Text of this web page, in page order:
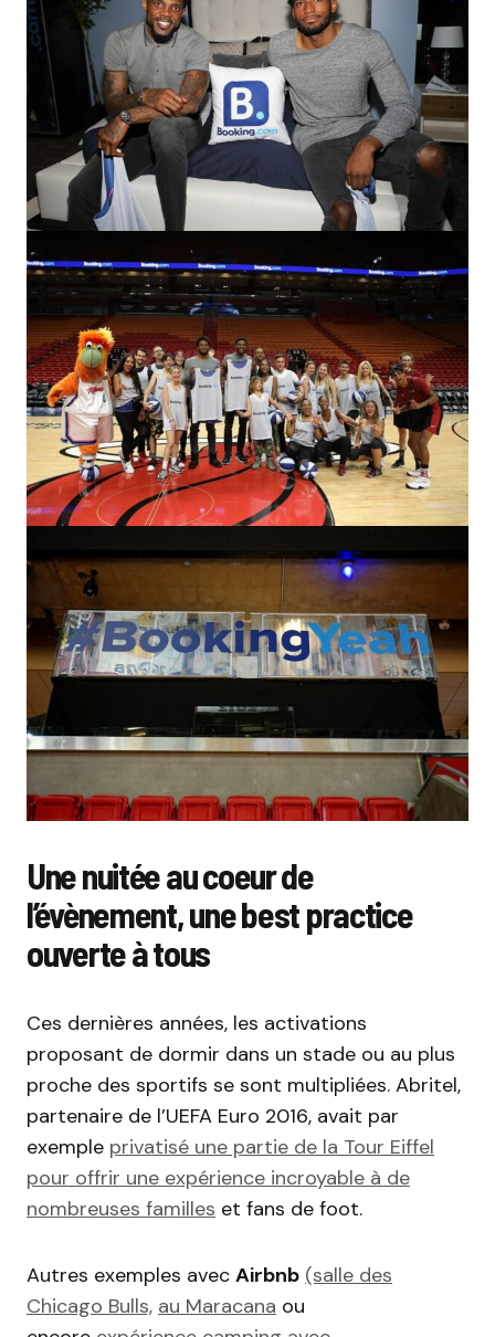
Une nuitée au coeur de
l’évènement, une best practice
ouverte à tous
Ces dernières années, les activations
proposant de dormir dans un stade ou au plus
proche des sportifs se sont multipliées. Abritel,
partenaire de l’UEFA Euro 2016, avait par
exemple privatisé une partie de la Tour Eiffel
pour offrir une expérience incroyable à de
nombreuses familles et fans de foot.
Autres exemples avec Airbnb (salle des
Chicago Bulls, au Maracana ou